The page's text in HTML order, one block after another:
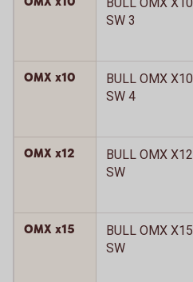
SW 3
OMX x10
BULL OMX X10
SW 4
OMX x12
BULL OMX X12
SW
OMX x15
BULL OMX X15
SW